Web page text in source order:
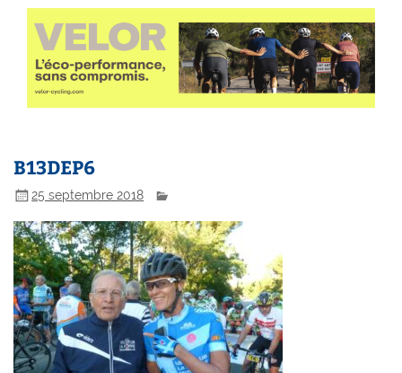
B13DEP6
25 septembre 2018